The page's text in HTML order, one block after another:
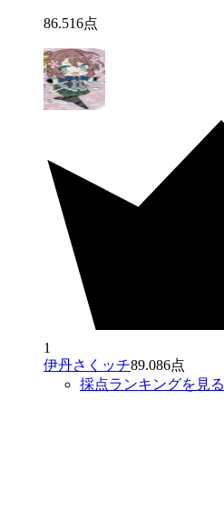
86.516点
1
伊丹さくッチ89.086点
採点ランキングを見る